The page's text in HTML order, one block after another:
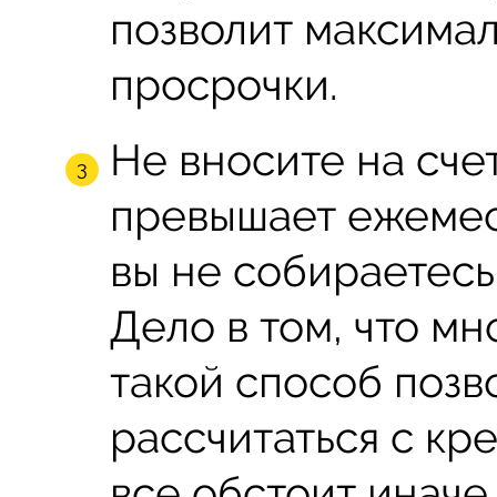
позволит
просрочки.
Не вносите на
превышает
вы не
Дело в том, что
такой способ
рассчитаться с